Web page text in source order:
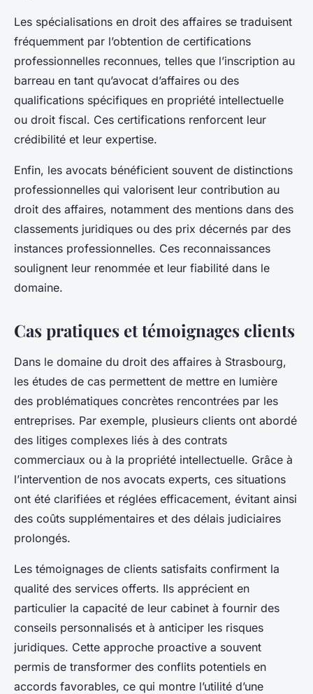
Les spécialisations en droit des affaires se traduisent
fréquemment par l’obtention de certifications
professionnelles reconnues, telles que l’inscription au
barreau en tant qu’avocat d’affaires ou des
qualifications spécifiques en propriété intellectuelle
ou droit fiscal. Ces certifications renforcent leur
crédibilité et leur expertise.
Enfin, les avocats bénéficient souvent de distinctions
professionnelles qui valorisent leur contribution au
droit des affaires, notamment des mentions dans des
classements juridiques ou des prix décernés par des
instances professionnelles. Ces reconnaissances
soulignent leur renommée et leur fiabilité dans le
domaine.
Cas pratiques et témoignages clients
Dans le domaine du droit des affaires à Strasbourg,
les études de cas permettent de mettre en lumière
des problématiques concrètes rencontrées par les
entreprises. Par exemple, plusieurs clients ont abordé
des litiges complexes liés à des contrats
commerciaux ou à la propriété intellectuelle. Grâce à
l’intervention de nos avocats experts, ces situations
ont été clarifiées et réglées efficacement, évitant ainsi
des coûts supplémentaires et des délais judiciaires
prolongés.
Les témoignages de clients satisfaits confirment la
qualité des services offerts. Ils apprécient en
particulier la capacité de leur cabinet à fournir des
conseils personnalisés et à anticiper les risques
juridiques. Cette approche proactive a souvent
permis de transformer des conflits potentiels en
accords favorables, ce qui montre l’utilité d’une